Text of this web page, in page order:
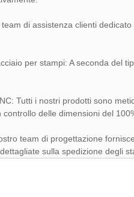
di assistenza clienti
per stampi: A seconda del
Tutti i nostri prodotti sono
delle dimensioni del
team di progettazione
sulla spedizione degli